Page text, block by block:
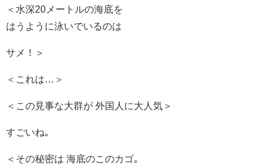
＜水深20メートルの海底を
はうように泳いでいるのは
サメ！＞
＜これは…＞
＜この見事な大群が 外国人に大人気＞
すごいね｡
＜その秘密は 海底のこのカゴ｡